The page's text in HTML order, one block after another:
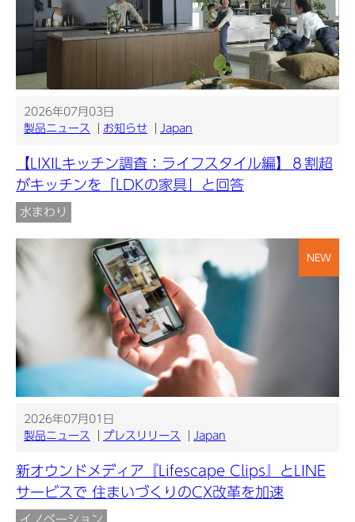
2026年07月03日
製品ニュース
お知らせ Japan
【LIXILキッチン調査：ライフスタイル編】８割超
がキッチンを「LDKの家具」と回答
水まわり
NEW
2026年07月01日
製品ニュース
プレスリリース Japan
新オウンドメディア『Lifescape Clips』とLINE
サービスで 住まいづくりのCX改革を加速
イノベーション